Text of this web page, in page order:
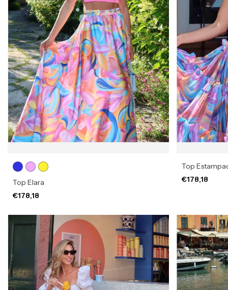
Top Elara
€178,18
Top
€178,18